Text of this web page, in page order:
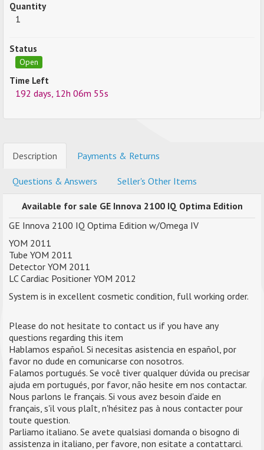
Quantity
1
Status
Open
Time Left
192 days, 12h 06m 55s
Description Payments & Returns
Questions & Answers Seller's Other Items
Available for sale GE Innova 2100 IQ Optima Edition
GE Innova 2100 IQ Optima Edition w/Omega IV
YOM 2011
Tube YOM 2011
Detector YOM 2011
LC Cardiac Positioner YOM 2012
System is in excellent cosmetic condition, full working order.
Please do not hesitate to contact us if you have any
questions regarding this item
Hablamos español. Si necesitas asistencia en español, por
favor no dude en comunicarse con nosotros.
Falamos portugués. Se você tiver qualquer dúvida ou precisar
ajuda em portugués, por favor, não hesite em nos contactar.
Nous parlons le français. Si vous avez besoin d'aide en
français, s'il vous plaît, n'hésitez pas à nous contacter pour
toute question.
Parliamo italiano. Se avete qualsiasi domanda o bisogno di
assistenza in italiano, per favore, non esitate a contattarci.